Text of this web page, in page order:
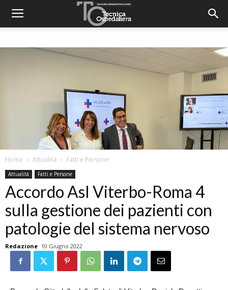
Home Attualità Fatti e Persone
Attualità Fatti e Persone
Accordo Asl Viterbo-Roma 4
sulla gestione dei pazienti con
patologie del sistema nervoso
Redazione 10 Giugno 2022